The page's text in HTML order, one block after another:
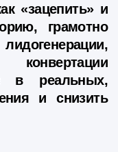
«зацепить» и
грамотно
в реальных,
и снизить